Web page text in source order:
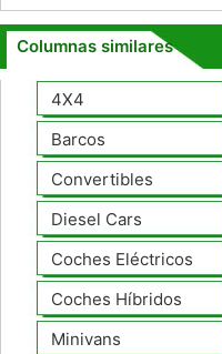
Columnas similares
4X4
Barcos
Convertibles
Diesel Cars
Coches Eléctricos
Coches Híbridos
Minivans